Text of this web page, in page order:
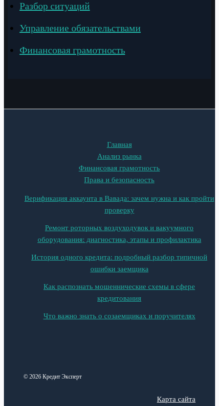
Разбор ситуаций
Управление обязательствами
Финансовая грамотность
Главная
Анализ рынка
Финансовая грамотность
Права и безопасность
Верификация аккаунта в Вавада: зачем нужна и как пройти
проверку
Ремонт роторных воздуходувок и вакуумного
оборудования: диагностика, этапы и профилактика
История одного кредита: подробный разбор типичной
ошибки заемщика
Как распознать мошеннические схемы в сфере
кредитования
Что важно знать о созаемщиках и поручителях
© 2026 Кредит Эксперт
Карта сайта